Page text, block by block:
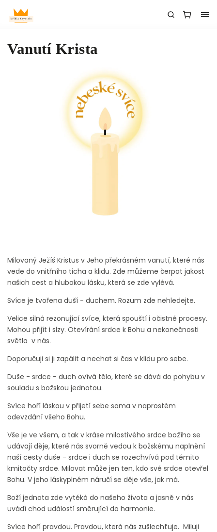
Vanutí Krista
Milovaný Ježíš Kristus v Jeho překrásném vanutí, které nás
vede do vnitřního ticha a klidu. Zde můžeme čerpat jakost
našich cest a hlubokou lásku, která se zde vylévá.
Svíce je tvořena duší - duchem. Rozum zde nehledejte.
Velice silná rezonující svíce, která spouští i očistné procesy.
Mohou přijít i slzy. Otevírání srdce k Bohu a nekonečnosti
světla v nás.
Doporučuji si ji zapálit a nechat si čas v klidu pro sebe.
Duše - srdce - duch ovívá tělo, které se dává do pohybu v
souladu s božskou jednotou.
Svíce hoří láskou v přijetí sebe sama v naprostém
odevzdání všeho Bohu.
Vše je ve všem, a tak v kráse milostivého srdce božího se
udávají děje, které nás svorně vedou k božskému naplnění
naší cesty duše - srdce i duch se rozechvívá pod těmito
kmitočty srdce. Milovat může jen ten, kdo své srdce otevřel
Bohu. V jeho láskyplném náručí se děje vše, jak má.
Boží jednota zde vytéká do našeho života a jasně v nás
uvádí chod událostí směrující do harmonie.
Svíce hoří pravdou. Pravdou, která nás zušlechťuje. Miluji